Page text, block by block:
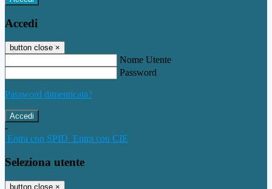
Accedi
button close ×
Nome Utente
Password
Password dimenticata?
-
Entra con SPID Entra con CIE
Seleziona utente
button close ×